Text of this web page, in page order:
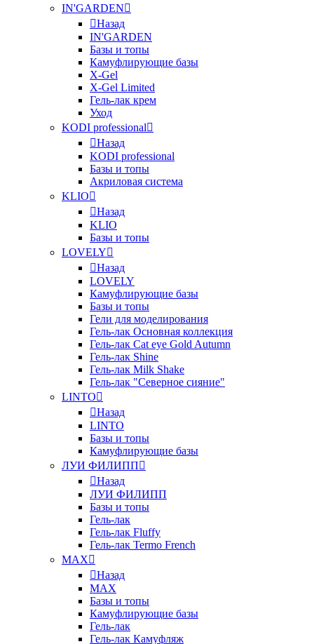
IN'GARDEN
Назад
IN'GARDEN
Базы и топы
Камуфлирующие базы
X-Gel
X-Gel Limited
Гель-лак крем
Уход
KODI professional
Назад
KODI professional
Базы и топы
Акриловая система
KLIO
Назад
KLIO
Базы и топы
LOVELY
Назад
LOVELY
Камуфлирующие базы
Базы и топы
Гели для моделирования
Гель-лак Основная коллекция
Гель-лак Cat eye Gold Autumn
Гель-лак Shine
Гель-лак Milk Shake
Гель-лак "Северное сияние"
LINTO
Назад
LINTO
Базы и топы
Камуфлирующие базы
ЛУИ ФИЛИПП
Назад
ЛУИ ФИЛИПП
Базы и топы
Гель-лак
Гель-лак Fluffy
Гель-лак Termo French
MAX
Назад
MAX
Базы и топы
Камуфлирующие базы
Гель-лак
Гель-лак Камуфляж